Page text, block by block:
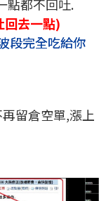
點都不回吐.
回去一點)
段完全吃給你
留倉空單,漲上